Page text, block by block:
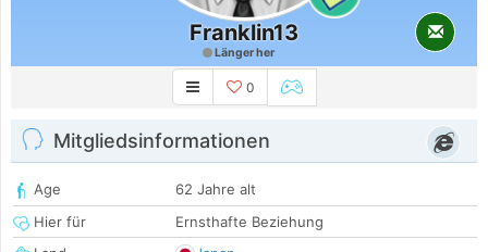
Franklin13
Länger her
0
Mitgliedsinformationen
Age
62 Jahre alt
Hier für
Ernsthafte Beziehung